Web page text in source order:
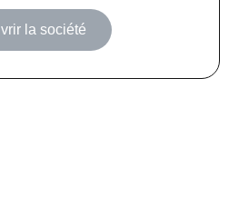
la société